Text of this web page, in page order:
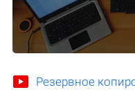
Резервное